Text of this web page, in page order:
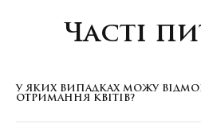
Часті
У ЯКИХ ВИПАДКАХ МОЖУ
ОТРИМАННЯ КВІТІВ?